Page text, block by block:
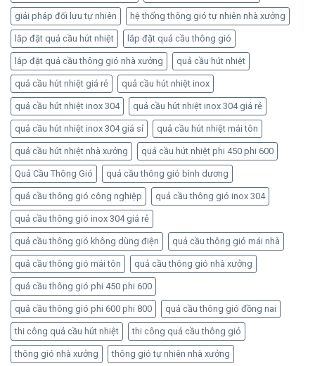
giải pháp đối lưu tự nhiên hệ thống thông gió tự nhiên nhà xưởng
lắp đặt quả cầu hút nhiệt lắp đặt quả cầu thông gió
lắp đặt quả cầu thông gió nhà xưởng quả cầu hút nhiệt
quả cầu hút nhiệt giá rẻ quả cầu hút nhiệt inox
quả cầu hút nhiệt inox 304 quả cầu hút nhiệt inox 304 giá rẻ
quả cầu hút nhiệt inox 304 giá sỉ quả cầu hút nhiệt mái tôn
quả cầu hút nhiệt nhà xưởng quả cầu hút nhiệt phi 450 phi 600
Quả Cầu Thông Gió quả cầu thông gió bình dương
quả cầu thông gió công nghiệp quả cầu thông gió inox 304
quả cầu thông gió inox 304 giá rẻ
quả cầu thông gió không dùng điện quả cầu thông gió mái nhà
quả cầu thông gió mái tôn quả cầu thông gió nhà xưởng
quả cầu thông gió phi 450 phi 600
quả cầu thông gió phi 600 phi 800 quả cầu thông gió đồng nai
thi công quả cầu hút nhiệt thi công quả cầu thông gió
thông gió nhà xưởng thông gió tự nhiên nhà xưởng